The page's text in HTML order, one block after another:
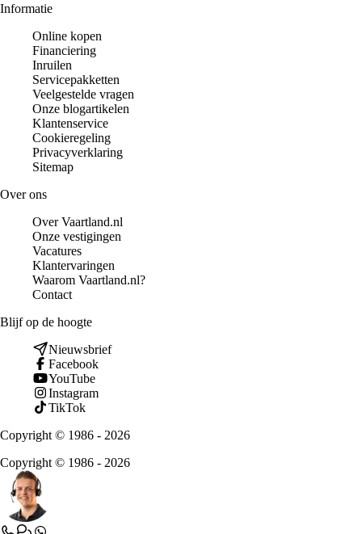
Informatie
Online kopen
Financiering
Inruilen
Servicepakketten
Veelgestelde vragen
Onze blogartikelen
Klantenservice
Cookieregeling
Privacyverklaring
Sitemap
Over ons
Over Vaartland.nl
Onze vestigingen
Vacatures
Klantervaringen
Waarom Vaartland.nl?
Contact
Blijf op de hoogte
Nieuwsbrief
Facebook
YouTube
Instagram
TikTok
Copyright © 1986 - 2026
Copyright © 1986 - 2026